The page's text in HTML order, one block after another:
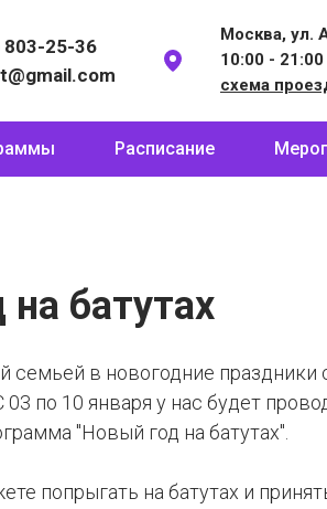
803-25-36
Москва, ул.
10:00 - 21:00
схема
Расписание
батутах
семьей в новогодние праздники
03 по 10 января у нас будет
"Новый год на батутах".
попрыгать на батутах и